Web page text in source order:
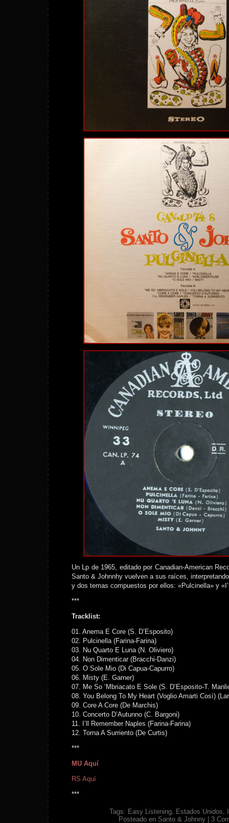
Un Lp de 1965, editado por Canadian-American
Santo & Johnnhy vuelven a sus raíces,
y dos temas compuestos por ellos: «Pulcinella» y
***
Tracklist:
01. Anema E Core (S. D’Esposito)
02. Pulcinella (Farina-Farina)
03. Nu Quarto E Luna (N. Oliviero)
04. Non Dimenticar (Bracchi-Danzi)
05. O Sole Mio (Di Capua-Capurro)
06. Misty (E. Garner)
07. Me So ‘Mbriacato E Sole (S. D’Esposito-T.
08. You Belong To My Heart (Voglio Amarti Così)
09. Core A Core (De Marchis)
10. Concerto D’Autunno (C. Bargoni)
11. I’ll Remember Naples (Farina-Farina)
12. Torna A Surriento (De Curtis)
***
MU Aquí
RS Aquí
***
Tags: Easy Listening, Estados Unidos,
Posteado en Santo & Johnny 3